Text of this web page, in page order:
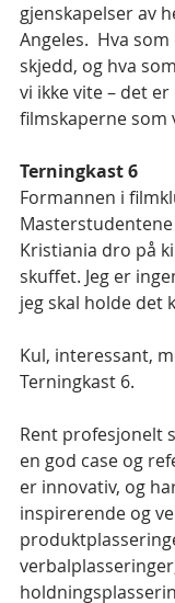
gjenskapelser av
Angeles.  Hva
skjedd, og hva
vi ikke vite – det
filmskaperne som
Terningkast 6
Formannen i
Kristiania dro på
skuffet. Jeg er
jeg skal holde det
Kul, interessant,
Terningkast 6.
Rent profesjonelt
en god case og
er innovativ, og
inspirerende og